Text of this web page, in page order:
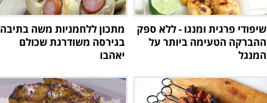
שיפודי פרגית ומנגו - ללא ספק
ההברקה הטעימה ביותר על
המנגל
מתכון ללחמניות משה בתיבה
בגירסה משודרגת שכולם
יאהבו